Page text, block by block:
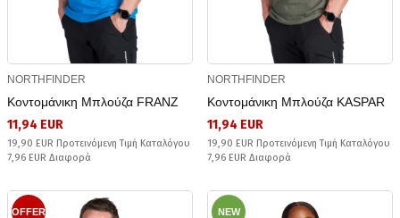
NORTHFINDER
Κοντομάνικη Μπλούζα FRANZ
11,94 EUR
19,90 EUR Προτεινόμενη Τιμή Καταλόγου
7,96 EUR Διαφορά
NORTHFINDER
Κοντομάνικη Μπλούζα KASPAR
11,94 EUR
19,90 EUR Προτεινόμενη Τιμή Καταλόγου
7,96 EUR Διαφορά
OFFER NEW